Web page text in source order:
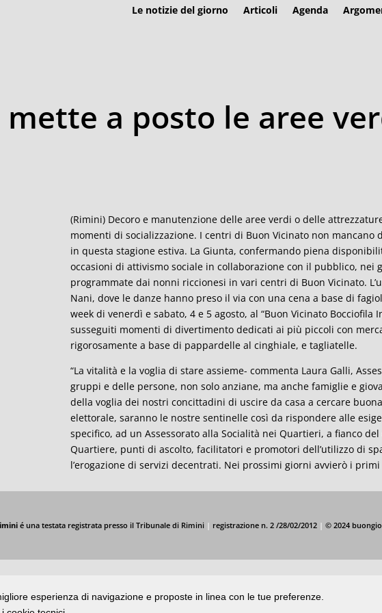
Le notizie del giorno Articoli Agenda
mette a posto le aree
(Rimini) Decoro e manutenzione delle aree verdi o delle
momenti di socializzazione. I centri di Buon Vicinato non
in questa stagione estiva. La Giunta, confermando piena
occasioni di attivismo sociale in collaborazione con il pubblico, nei
programmate dai nonni riccionesi in vari centri di Buon Vicinato.
Nani, dove le danze hanno preso il via con una cena a base di
week di venerdì e sabato, 4 e 5 agosto, al “Buon Vicinato Bocciofila
susseguiti momenti di divertimento dedicati ai più piccoli con
rigorosamente a base di pappardelle al cinghiale, e tagliatelle.
“La vitalità e la voglia di stare assieme- commenta Laura Galli,
gruppi e delle persone, non solo anziane, ma anche famiglie e
della voglia dei nostri concittadini di uscire da casa a cercare
elettorale, saranno le nostre sentinelle così da rispondere alle
specifico, ad un Assessorato alla Socialità nei Quartieri, a fianco
Quartiere, punti di ascolto, facilitatori e promotori dell’utilizzo di
l’erogazione di servizi decentrati. Nei prossimi giorni avvierò i
é una testata registrata presso il Tribunale di Rimini | registrazione n. 2 /28/02/2012 | © 2024
esperienza di navigazione e proposte in linea con le tue preferenze.